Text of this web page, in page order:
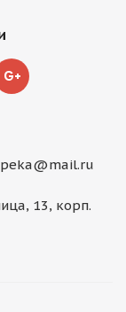
13, корп.